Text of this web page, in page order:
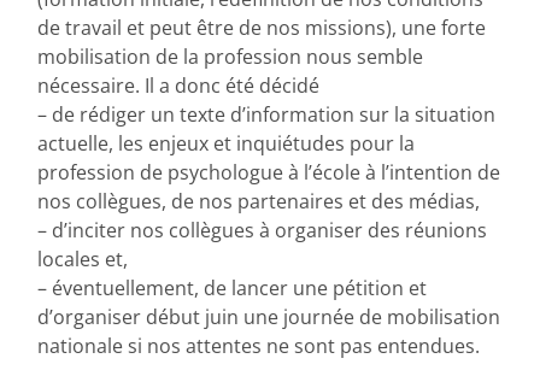
de travail et peut être de nos missions), une forte
mobilisation de la profession nous semble
nécessaire. Il a donc été décidé
– de rédiger un texte d’information sur la situation
actuelle, les enjeux et inquiétudes pour la
profession de psychologue à l’école à l’intention de
nos collègues, de nos partenaires et des médias,
– d’inciter nos collègues à organiser des réunions
locales et,
– éventuellement, de lancer une pétition et
d’organiser début juin une journée de mobilisation
nationale si nos attentes ne sont pas entendues.